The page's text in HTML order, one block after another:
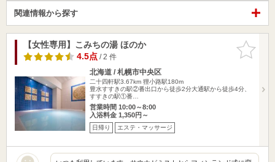
関連情報から探す
お気に入
りに追加
【女性専用】こみちの湯 ほのか
4.5点/ 2 件
北海道 / 札幌市中央区
二十四軒駅3.67km 狸小路駅180m
豊水すすきの駅②番出口から徒歩2分大通駅から徒歩4分、
すすきの駅①番…
営業時間 10:00～8:00
入浴料金 1,350円～
日帰り エステ・マッサージ